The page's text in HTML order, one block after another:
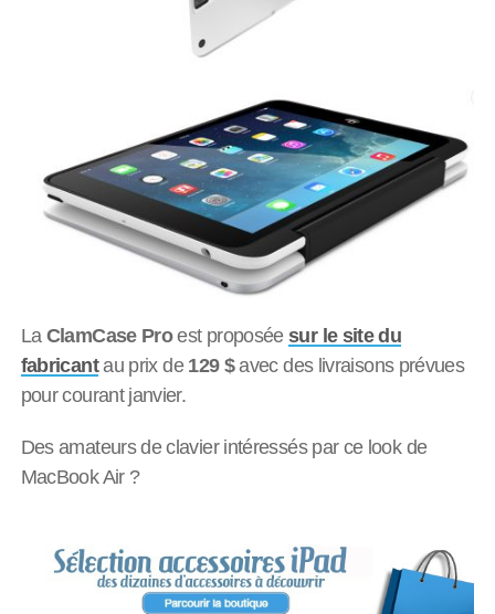
La ClamCase Proest proposéesur le site du
fabricantau prix de 129 $avec des livraisons prévues
pour courant janvier.
Des amateurs de clavier intéressés par ce look de
MacBook Air ?